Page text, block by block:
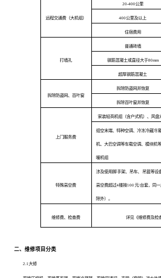
远程交通费（大机组）
20-400公里
400公里及以上
住宿费用
打墙孔
普通砖墙
钢筋混凝土或直径大于80mm
超厚钢筋混凝土
拆除防盗网、百叶窗
拆除防盗网并恢复
拆除百叶窗并恢复
上门服务费
家装轻商机组（含户式机）、风盘
组空末端、特种空调、冷冻冷藏冷凝
机、 大巴空调等车载空调、 模块机
暖机组
特殊高空费
涉及使用脚手架、吊车、吊篮等设
高空费超过4楼按100元/台套， 同
除外）。
维修费、检查费 详见《维修费及检
二、维修项目分类
2.1大修